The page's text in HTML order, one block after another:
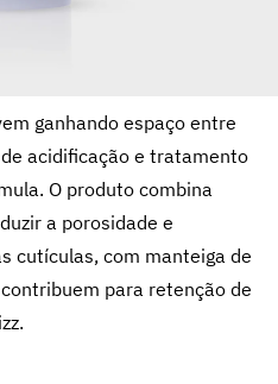
ganhando espaço entre
acidificação e tratamento
O produto combina
a porosidade e
cutículas, com manteiga de
para retenção de